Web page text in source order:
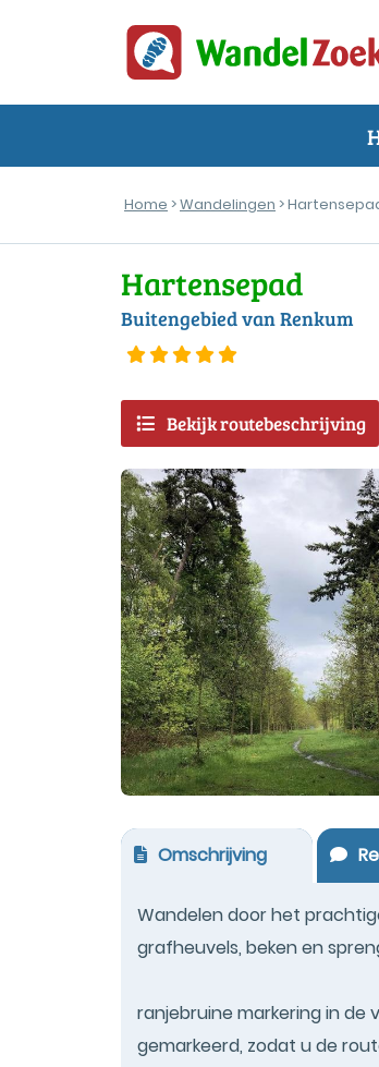
Home >Wandelingen >
Hartensepad
Buitengebied van Renkum
Bekijk routebeschrijving
Omschrijving
Wandelen door het
grafheuvels, beken en
ranjebruine markering in de
gemarkeerd, zodat u de